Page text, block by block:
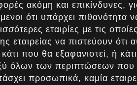
ακόμη και επικίνδυνες,
ότι υπάρχει πιθανότητα
εταιρίες με τις
εταιρείας να πιστεύουν ότι
που θα εξαφανιστεί, ή
όλων των περιπτώσεων που
προσωπικά, καμία